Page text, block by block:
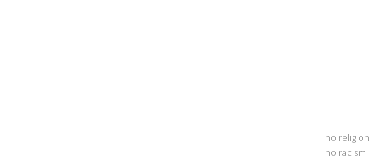
no religion
no racism